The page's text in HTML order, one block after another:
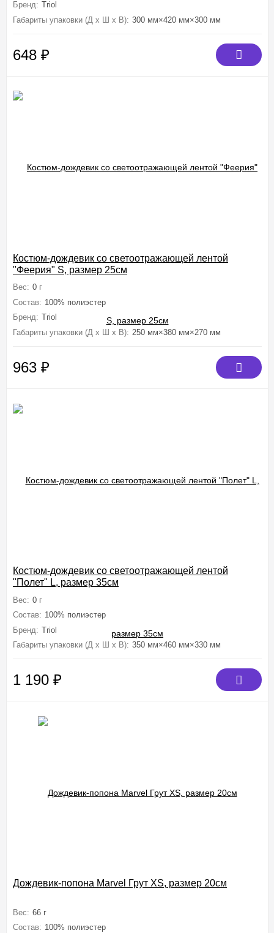
Бренд: Triol
Габариты упаковки (Д х Ш х В): 300 мм×420 мм×300 мм
648 ₽
Костюм-дождевик со светоотражающей лентой
"Феерия" S, размер 25см
Вес: 0 г
Состав: 100% полиэстер
Бренд: Triol
Габариты упаковки (Д х Ш х В): 250 мм×380 мм×270 мм
963 ₽
Костюм-дождевик со светоотражающей лентой
"Полет" L, размер 35см
Вес: 0 г
Состав: 100% полиэстер
Бренд: Triol
Габариты упаковки (Д х Ш х В): 350 мм×460 мм×330 мм
1 190 ₽
Дождевик-попона Marvel Грут XS, размер 20см
Вес: 66 г
Состав: 100% полиэстер